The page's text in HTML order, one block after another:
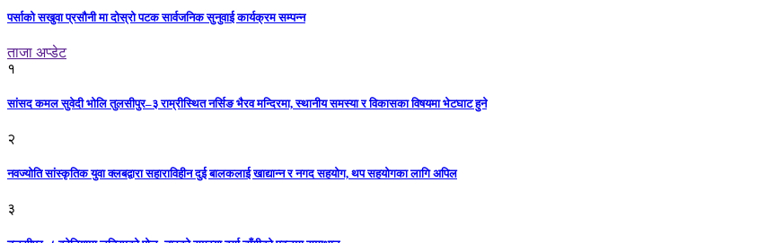
पर्साको सखुवा प्रसौनी मा दोस्रो पटक सार्वजनिक सुनुवाई कार्यक्रम सम्पन्न
ताजा अप्डेट
१
सांसद कमल सुवेदी भोलि तुलसीपुर–३ राम्रीस्थित नर्सिङ भैरव मन्दिरमा, स्थानीय समस्या र विकासका विषयमा भेटघाट हुने
२
नवज्योति सांस्कृतिक युवा क्लबद्वारा सहाराविहीन दुई बालकलाई खाद्यान्न र नगद सहयोग, थप सहयोगका लागि अपिल
३